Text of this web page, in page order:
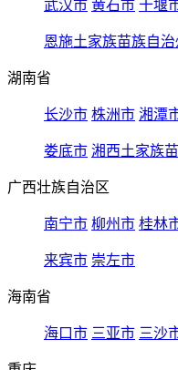
武汉市 黄石市 十堰
恩施土家族苗族自治
湖南省
长沙市 株洲市 湘潭
娄底市 湘西土家族
广西壮族自治区
南宁市 柳州市 桂林
来宾市 崇左市
海南省
海口市 三亚市 三沙